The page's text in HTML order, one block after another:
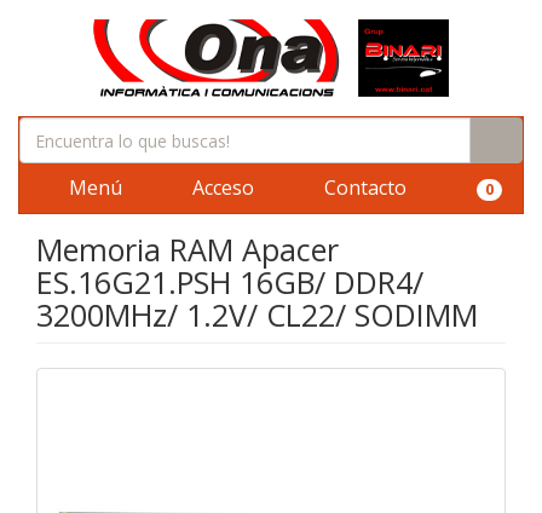
Menú Acceso Contacto 0
Memoria RAM Apacer
ES.16G21.PSH 16GB/ DDR4/
3200MHz/ 1.2V/ CL22/ SODIMM